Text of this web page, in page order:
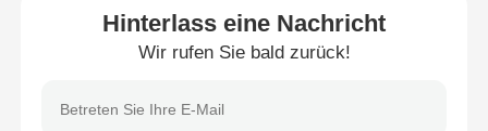
explosionssicherer Stecker und Sockel
Hinterlass eine Nachricht
Wir rufen Sie bald zurück!